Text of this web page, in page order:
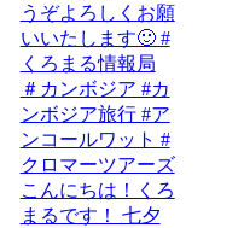
こんにちは！くろ
まるです！ 七夕